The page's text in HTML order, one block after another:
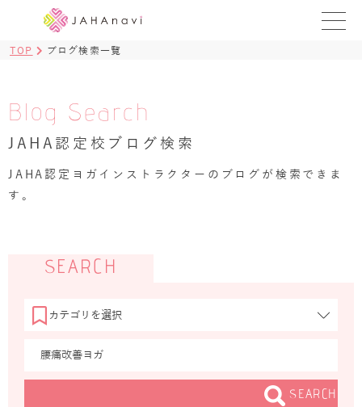
BLOG
ヨガ資格講座 ›
TOP ブログ検索一覧
Blog Search
JAHA認定校ブログ検索
JAHA認定ヨガインストラクターのブログが検索できま
す。
SEARCH
SEARCH